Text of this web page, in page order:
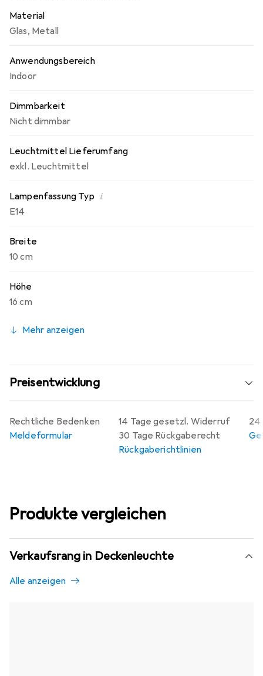
Material
Glas, Metall
Anwendungsbereich
Indoor
Dimmbarkeit
Nicht dimmbar
Leuchtmittel Lieferumfang
exkl. Leuchtmittel
Lampenfassung Typ i
E14
Breite
10 cm
Höhe
16 cm
Mehr anzeigen
Preisentwicklung
14 Tage gesetzl. Widerruf
30 Tage Rückgaberecht
Rückgaberichtlinien
24
Rechtliche Bedenken
Meldeformular
Produkte vergleichen
Verkaufsrang in Deckenleuchte
Alle anzeigen